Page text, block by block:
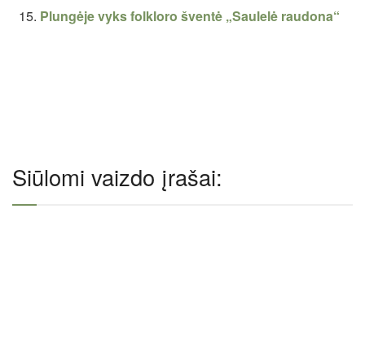
Plungėje vyks folkloro šventė „Saulelė raudona“
Siūlomi vaizdo įrašai: